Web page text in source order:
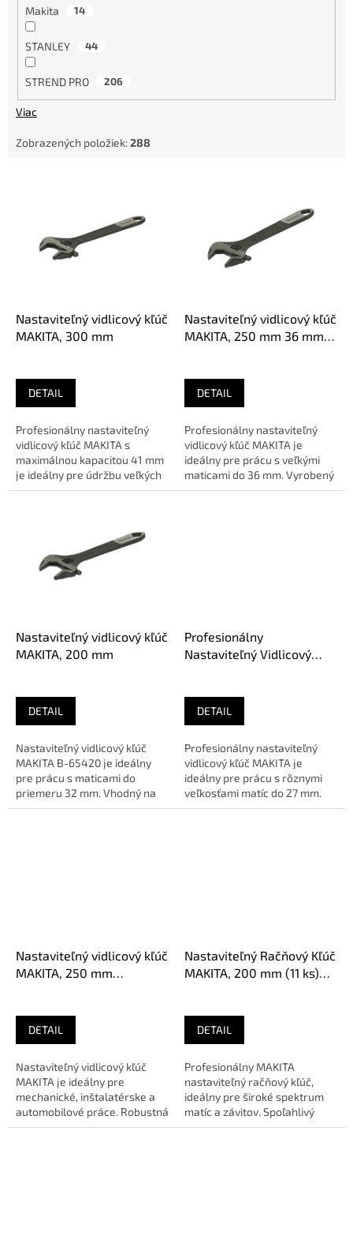
Makita 14
STANLEY 44
STREND PRO 206
Viac
Zobrazených položiek:288
Nastaviteľný vidlicový kľúč
MAKITA, 300 mm
DETAIL
Profesionálny nastaviteľný
vidlicový kľúč MAKITA s
maximálnou kapacitou 41 mm
je ideálny pre údržbu veľkých
strojov a potrubí. 🔹...
Nastaviteľný vidlicový kľúč
MAKITA, 250 mm 36 mm
DETAIL
Profesionálny nastaviteľný
vidlicový kľúč MAKITA je
ideálny pre prácu s veľkými
maticami do 36 mm. Vyrobený
z kvalitnej chróm-vanádiovej...
Nastaviteľný vidlicový kľúč
MAKITA, 200 mm
DETAIL
Nastaviteľný vidlicový kľúč
MAKITA B-65420 je ideálny
pre prácu s maticami do
priemeru 32 mm. Vhodný na
mechanické aplikácie. 🔹
Profesionálny
Nastaviteľný Vidlicový
DETAIL
Profesionálny nastaviteľný
vidlicový kľúč MAKITA je
ideálny pre prácu s rôznymi
veľkosťami matíc do 27 mm.
Vyrobený z chróm-
Nastaviteľný vidlicový kľúč
MAKITA, 250 mm
DETAIL
Nastaviteľný vidlicový kľúč
MAKITA je ideálny pre
mechanické, inštalatérske a
automobilové práce. Robustná
konštrukcia zaručuje
Nastaviteľný Račňový Kľúč
MAKITA, 200 mm (11 ks)
DETAIL
Profesionálny MAKITA
nastaviteľný račňový kľúč,
ideálny pre široké spektrum
matíc a závitov. Spoľahlivý
nástroj pre každodenné